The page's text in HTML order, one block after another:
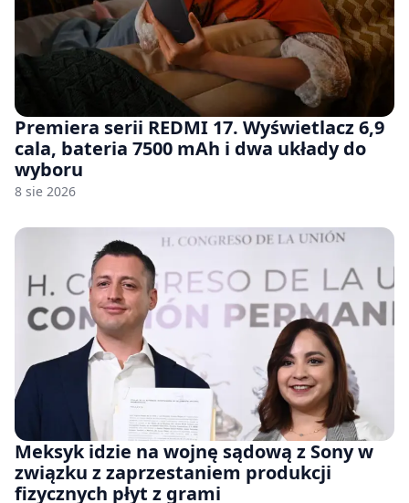
Premiera serii REDMI 17. Wyświetlacz 6,9
cala, bateria 7500 mAh i dwa układy do
wyboru
8 sie 2026
Meksyk idzie na wojnę sądową z Sony w
związku z zaprzestaniem produkcji
fizycznych płyt z grami